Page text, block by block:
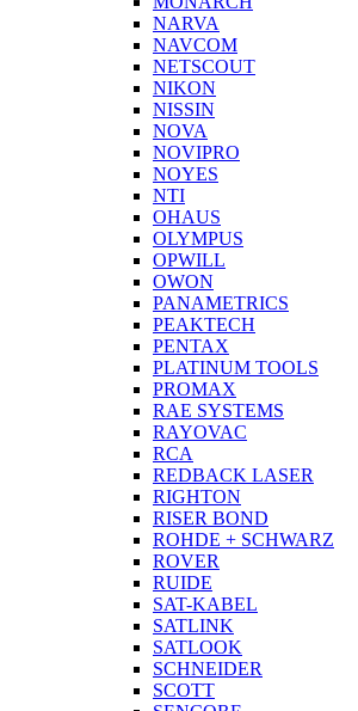
NARVA
NAVCOM
NETSCOUT
NIKON
NISSIN
NOVA
NOVIPRO
NOYES
NTI
OHAUS
OLYMPUS
OPWILL
OWON
PANAMETRICS
PEAKTECH
PENTAX
PLATINUM TOOLS
PROMAX
RAE SYSTEMS
RAYOVAC
RCA
REDBACK LASER
RIGHTON
RISER BOND
ROHDE + SCHWARZ
ROVER
RUIDE
SAT-KABEL
SATLINK
SATLOOK
SCHNEIDER
SCOTT